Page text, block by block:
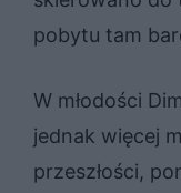
pobytu tam
W młodości
jednak więcej
przeszłości,